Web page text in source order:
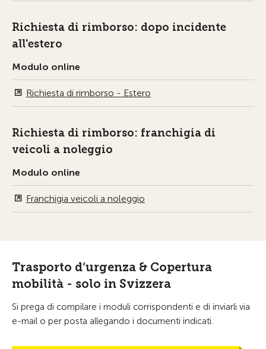
Richiesta di rimborso: dopo incidente
all'estero
Modulo online
Richiesta di rimborso - Estero
Richiesta di rimborso: franchigia di
veicoli a noleggio
Modulo online
Franchigia veicoli a noleggio
Trasporto d‘urgenza & Copertura
mobilità - solo in Svizzera
Si prega di compilare i moduli corrispondenti e di inviarli via
e-mail o per posta allegando i documenti indicati.